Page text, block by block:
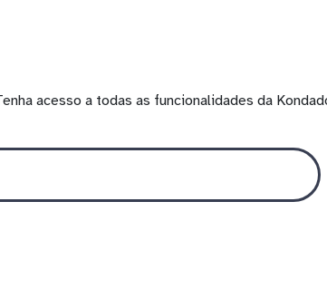
acesso a todas as funcionalidades da